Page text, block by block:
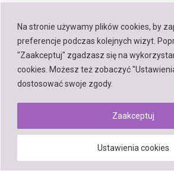
Na stronie używamy plików cookies, by
preferencje podczas kolejnych wizyt.
"Zaakceptuj" zgadzasz się na
cookies. Możesz też zobaczyć
dostosować swoje zgody.
Ustawienia cookies
Zaakceptuj
Mobile
WPtouch Mobile Suite for